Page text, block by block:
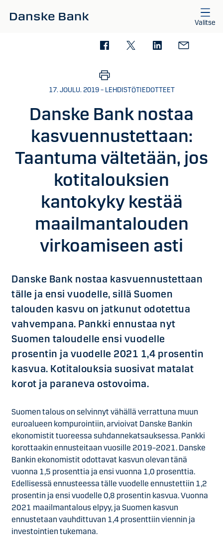
Valitse
17. JOULU. 2019 – LEHDISTÖTIEDOTTEET
Danske Bank nostaa
kasvuennustettaan:
Taantuma vältetään, jos
kotitalouksien
kantokyky kestää
maailmantalouden
virkoamiseen asti
Danske Bank nostaa kasvuennustettaan
tälle ja ensi vuodelle, sillä Suomen
talouden kasvu on jatkunut odotettua
vahvempana. Pankki ennustaa nyt
Suomen taloudelle ensi vuodelle
prosentin ja vuodelle 2021 1,4 prosentin
kasvua. Kotitalouksia suosivat matalat
korot ja paraneva ostovoima.
Suomen talous on selvinnyt vähällä verrattuna muun
euroalueen kompurointiin, arvioivat Danske Bankin
ekonomistit tuoreessa suhdannekatsauksessa. Pankki
korottaakin ennusteitaan vuosille 2019–2021. Danske
Bankin ekonomistit odottavat kasvun olevan tänä
vuonna 1,5 prosenttia ja ensi vuonna 1,0 prosenttia.
Edellisessä ennusteessa tälle vuodelle ennustettiin 1,2
prosentin ja ensi vuodelle 0,8 prosentin kasvua. Vuonna
2021 maailmantalous elpyy, ja Suomen kasvun
ennustetaan vauhdittuvan 1,4 prosenttiin viennin ja
investointien tukemana.